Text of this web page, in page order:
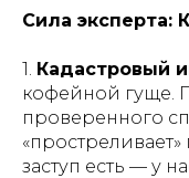
Сила эксперта:
1. Кадастровый
кофейной гуще.
проверенного
заступ есть — у